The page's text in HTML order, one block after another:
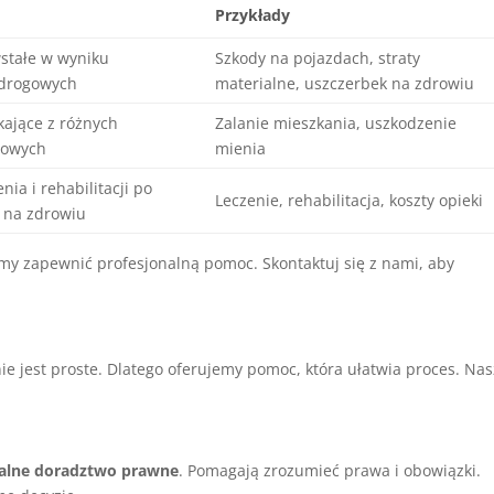
Przykłady
w wyniku
Szkody na pojazdach, straty
materialne, uszczerbek na zdrowiu
z różnych
Zalanie mieszkania, uszkodzenie
mienia
i rehabilitacji po
zdrowiu
Leczenie, rehabilitacja, koszty opieki
zapewnić profesjonalną pomoc. Skontaktuj się z nami, aby
jest proste. Dlatego oferujemy pomoc, która ułatwia proces.
doradztwo prawne. Pomagają zrozumieć prawa i obowiązki.